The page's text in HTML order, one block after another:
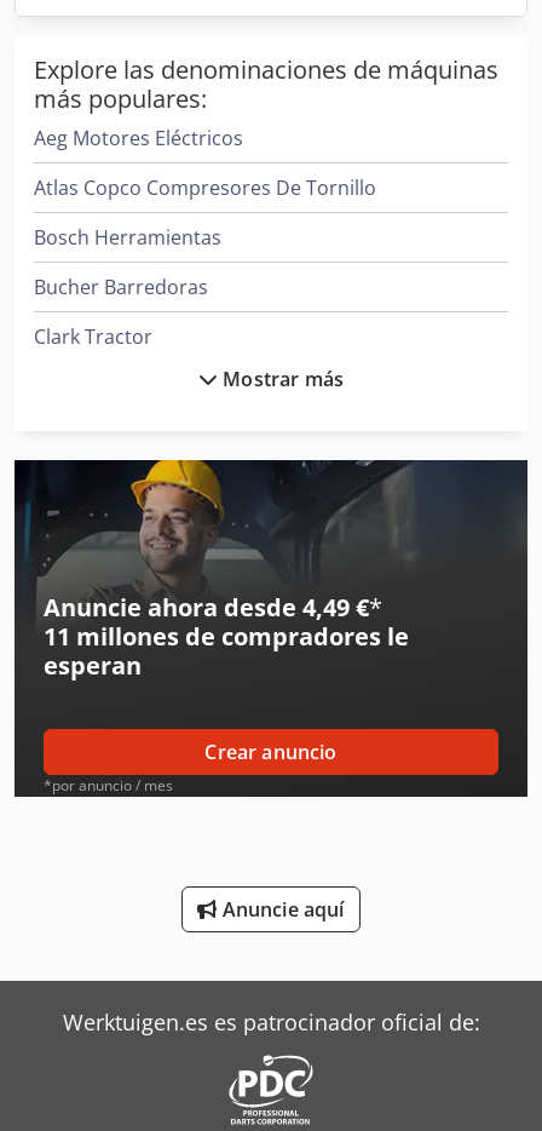
Explore las denominaciones de máquinas
más populares:
Aeg Motores Eléctricos
Atlas Copco Compresores De Tornillo
Bosch Herramientas
Bucher Barredoras
Clark Tractor
Daikin Aires Acondicionados
Ge Ultrasonido
Hp Impresoras
Hp Impresoras 3D
Ingersoll Rand Compresores
Ingersoll Rand Herramientas
Liebherr Grúas
Linde Tractor
Mitsubishi Aires Acondicionados
Oms Flejadoras
Siemens Motores Eléctricos
Mostrar más
Anuncie ahora desde 4,49 €*
11 millones de compradores le
esperan
Crear anuncio
*por anuncio / mes
Anuncie aquí
Werktuigen.es es patrocinador oficial de: